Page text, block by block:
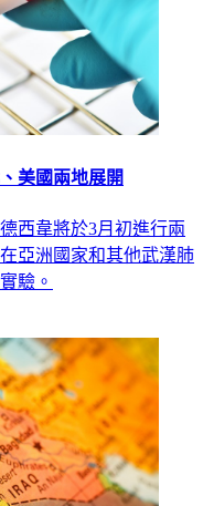
美國兩地展開
西韋將於3月初進行兩
亞洲國家和其他武漢肺
驗。